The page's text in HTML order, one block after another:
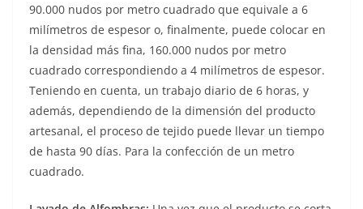
90.000 nudos por metro cuadrado que equivale a 6
milímetros de espesor o, finalmente, puede colocar en
la densidad más fina, 160.000 nudos por metro
cuadrado correspondiendo a 4 milímetros de espesor.
Teniendo en cuenta, un trabajo diario de 6 horas, y
además, dependiendo de la dimensión del producto
artesanal, el proceso de tejido puede llevar un tiempo
de hasta 90 días. Para la confección de un metro
cuadrado.